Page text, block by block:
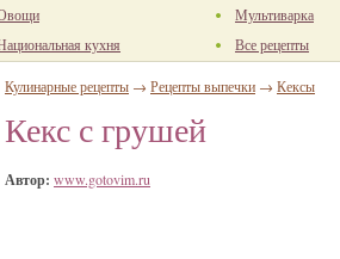
кухня
Мультиварка
Все рецепты
Кулинарные рецепты → Рецепты выпечки → Кексы
Кекс с грушей
Автор: www.gotovim.ru